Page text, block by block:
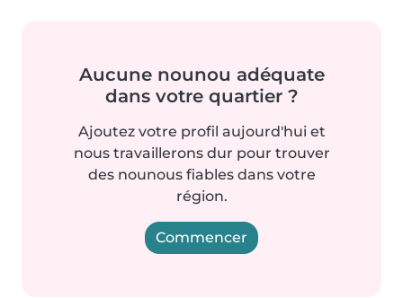
Aucune nounou adéquate
dans votre quartier ?
Ajoutez votre profil aujourd'hui et
nous travaillerons dur pour trouver
des nounous fiables dans votre
région.
Commencer